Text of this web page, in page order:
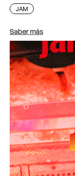
JAM
Saber más